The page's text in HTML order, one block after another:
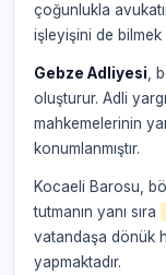
çoğunlukla
işleyişini de bilmek
Gebze Adliyesi ,
oluşturur. Adli
mahkemelerinin
konumlanmıştır.
Kocaeli Barosu,
tutmanın yanı sıra
vatandaşa dönük
yapmaktadır.